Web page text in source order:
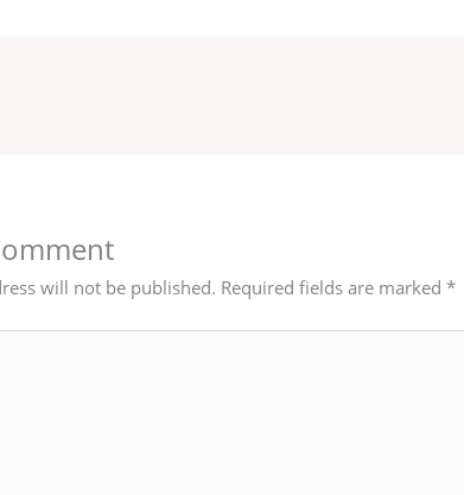
will not be published. Required fields are marked*